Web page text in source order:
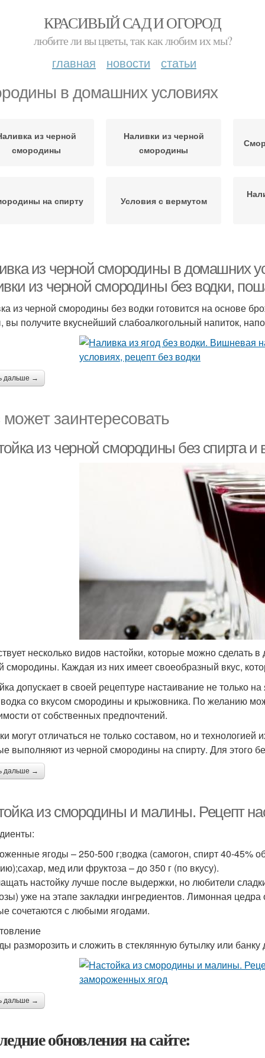
КРАСИВЫЙ САД И ОГОРОД
любите ли вы цветы, так как любим их мы?
главная новости статьи
в домашних условиях
из черной
смородины
Наливки из черной
смородины
на спирту Условия с вермутом
из черной смородины в домашних
из черной смородины без водки,
из черной смородины без водки готовится на основе
вы получите вкуснейший слабоалкогольный напиток,
дальше →
заинтересовать
из черной смородины без спирта и
несколько видов настойки, которые можно сделать
смородины. Каждая из них имеет своеобразный вкус,
допускает в своей рецептуре настаивание не только
со вкусом смородины и крыжовника. По желанию
от собственных предпочтений.
могут отличаться не только составом, но и
выполняют из черной смородины на спирту. Для этого
дальше →
из смородины и малины. Рецепт
ягоды – 250-500 г;водка (самогон, спирт 40-45%
мед или фруктоза – до 350 г (по вкусу).
настойку лучше после выдержки, но любители
уже на этапе закладки ингредиентов. Лимонная
сочетаются с любыми ягодами.
разморозить и сложить в стеклянную бутылку или банку
дальше →
обновления на сайте: